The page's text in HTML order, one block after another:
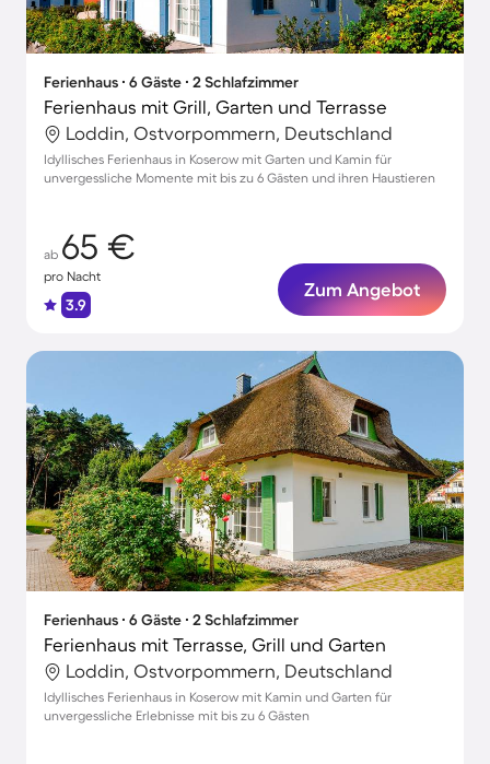
Ferienhaus ∙ 6 Gäste ∙ 2 Schlafzimmer
Ferienhaus mit Grill, Garten und Terrasse
Loddin, Ostvorpommern, Deutschland
Idyllisches Ferienhaus in Koserow mit Garten und Kamin für
unvergessliche Momente mit bis zu 6 Gästen und ihren Haustieren
ab 65 €
pro Nacht
3.9
Zum Angebot
Ferienhaus ∙ 6 Gäste ∙ 2 Schlafzimmer
Ferienhaus mit Terrasse, Grill und Garten
Loddin, Ostvorpommern, Deutschland
Idyllisches Ferienhaus in Koserow mit Kamin und Garten für
unvergessliche Erlebnisse mit bis zu 6 Gästen